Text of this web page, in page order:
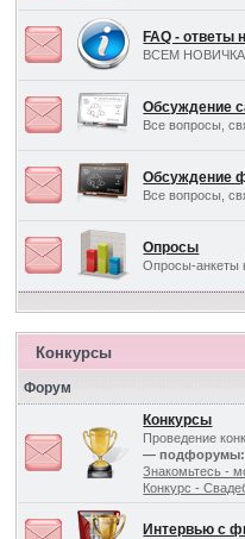
FAQ - ответы
ВСЕМ
Обсуждение
Все вопросы,
Обсуждение
Все вопросы,
Опросы
Опросы-анкеты
Конкурсы
Форум
Конкурсы
Проведение
— подфорумы:
Знакомьтесь -
Конкурс -
Интервью с